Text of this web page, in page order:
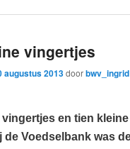
vingertjes
augustus 2013doorbwv_ingrid
en tien
de Voedselbank was